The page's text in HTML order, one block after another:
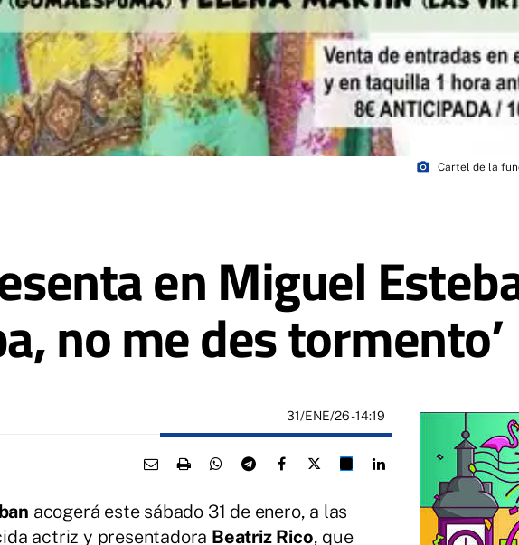
en Miguel
no me des tormento’
photo_camera Cartel de la
31/ENE/26- 14:19
acogerá este sábado 31 de enero, a las
actriz y presentadora Beatriz Rico, que